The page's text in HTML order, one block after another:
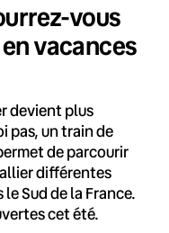
vous
vacances
devient plus
pas, un train de
de parcourir
différentes
Sud de la France.
cet été.